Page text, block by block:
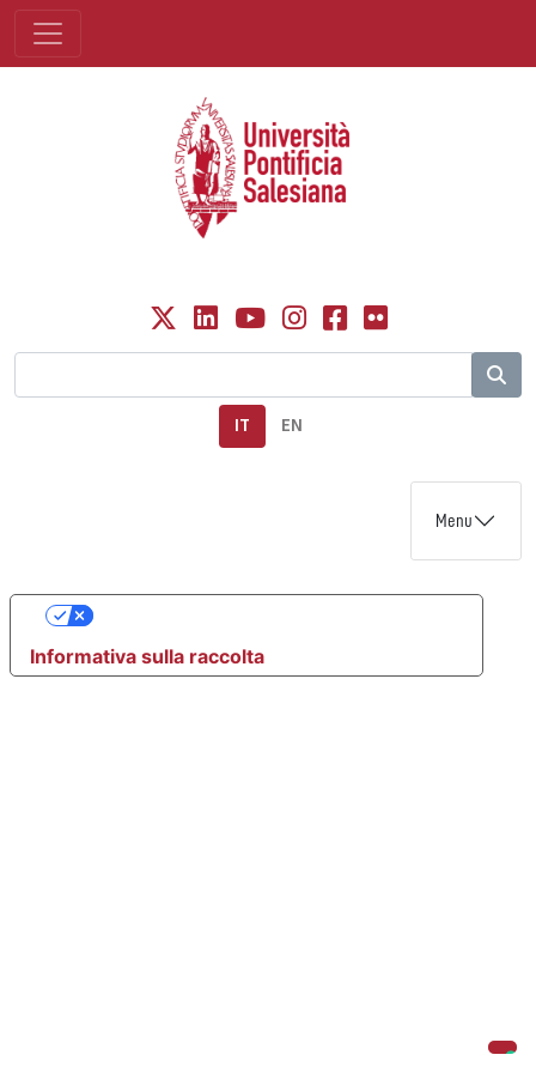
IT EN
Menu
Informativa sulla raccolta
Le tue preferenze relative alla privacy